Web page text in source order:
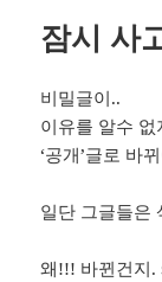
잠시 사
비밀글이..
이유를 알수 없
‘공개’글로 바
일단 그글들은
왜!!! 바뀐건지.